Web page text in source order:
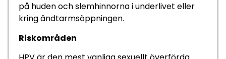
på huden och slemhinnorna i underlivet eller
kring ändtarmsöppningen.
Riskområden